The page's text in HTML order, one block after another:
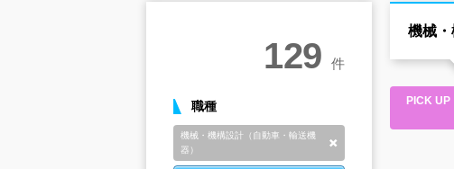
機械
PICK UP
129 件
職種
機械・機構設計（自動車・輸送機
器）